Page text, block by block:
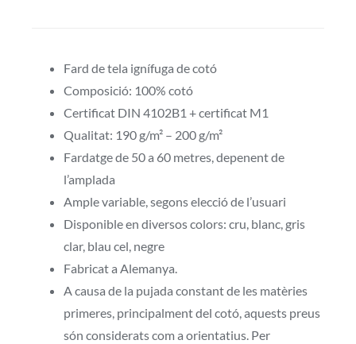
quantity
Fard de tela ignífuga de cotó
Composició: 100% cotó
Certificat DIN 4102B1 + certificat M1
Qualitat: 190 g/m² – 200 g/m²
Fardatge de 50 a 60 metres, depenent de
l’amplada
Ample variable, segons elecció de l’usuari
Disponible en diversos colors: cru, blanc, gris
clar, blau cel, negre
Fabricat a Alemanya.
A causa de la pujada constant de les matèries
primeres, principalment del cotó, aquests preus
són considerats com a orientatius. Per